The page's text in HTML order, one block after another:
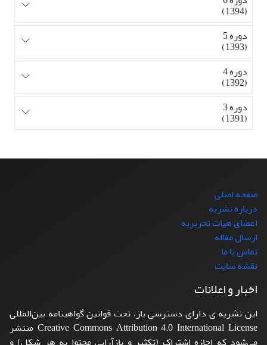
(1394)
دوره 5
(1393)
دوره 4
(1392)
دوره 3
(1391)
صفحه اصلی
درباره نشریه
اعضای هیات تحریریه
ارسال مقاله
تماس با ما
نقشه سایت
اخبار و اعلانات
این نشریه ی دارای دسترسی باز، تحت قوانین گواهینامه بین‌المللی
Creative Commons Attribution 4.0 International License منتشر